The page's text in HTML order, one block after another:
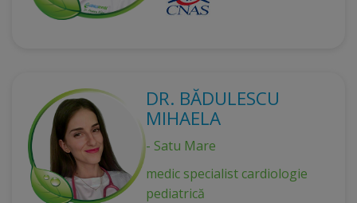
DR. BĂDULESCU
MIHAELA
- Satu Mare
medic specialist cardiologie
pediatrică